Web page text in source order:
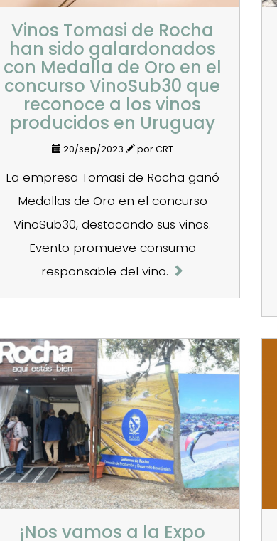
Vinos Tomasi de Rocha
han sido galardonados
con Medalla de Oro en el
concurso VinoSub30 que
reconoce a los vinos
producidos en Uruguay
20/sep/2023 por CRT
La empresa Tomasi de Rocha ganó
Medallas de Oro en el concurso
VinoSub30, destacando sus vinos.
Evento promueve consumo
responsable del vino.
¡Nos vamos a la Expo